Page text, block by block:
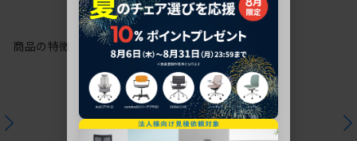
商品の特徴